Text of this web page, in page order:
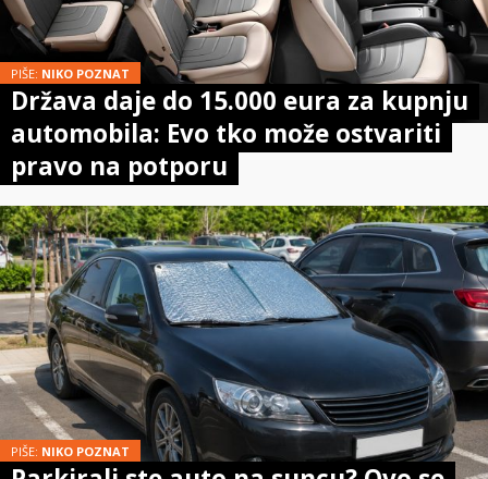
PIŠE: NIKO POZNAT
Država daje do 15.000 eura za kupnju
automobila: Evo tko može ostvariti
pravo na potporu
PIŠE: NIKO POZNAT